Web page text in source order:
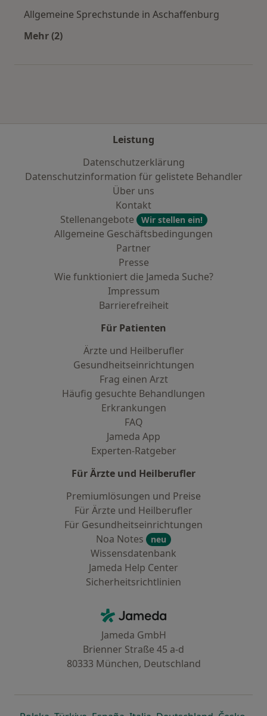
Allgemeine Sprechstunde in Aschaffenburg
Mehr (2)
Leistung
Datenschutzerklärung
Datenschutzinformation für gelistete Behandler
Über uns
Kontakt
Stellenangebote
Wir stellen ein!
Allgemeine Geschäftsbedingungen
Partner
Presse
Wie funktioniert die Jameda Suche?
Impressum
Barrierefreiheit
Für Patienten
Ärzte und Heilberufler
Gesundheitseinrichtungen
Frag einen Arzt
Häufig gesuchte Behandlungen
Erkrankungen
FAQ
Jameda App
Experten-Ratgeber
Für Ärzte und Heilberufler
Premiumlösungen und Preise
Für Ärzte und Heilberufler
Für Gesundheitseinrichtungen
Noa Notes
neu
Wissensdatenbank
Jameda Help Center
Sicherheitsrichtlinien
Jameda - Startseite
Jameda GmbH
Brienner Straße 45 a-d
80333 München, Deutschland